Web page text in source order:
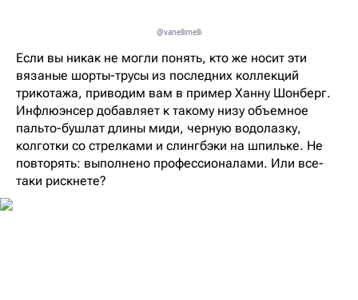
@vanellimelli
Если вы никак не могли понять, кто же носит эти
вязаные шорты-трусы из последних коллекций
трикотажа, приводим вам в пример Ханну Шонберг.
Инфлюэнсер добавляет к такому низу объемное
пальто-бушлат длины миди, черную водолазку,
колготки со стрелками и слингбэки на шпильке. Не
повторять: выполнено профессионалами. Или все-
таки рискнете?